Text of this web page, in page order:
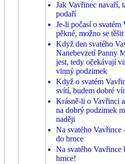
Jak Vavřinec navaří,
podaří
Je-li počasí o svatém
pěkné, možno se těšit
Když den svatého
Nanebevzetí Panny
jest, tedy očekávají
vinný podzimek
Když o svatém
svítí, budem dobré
Krásně-li o Vavřinci
na dobrý podzimek
naději
Na svatého Vavřince
do hrnce
Na svatého Vavřince
hrnce!